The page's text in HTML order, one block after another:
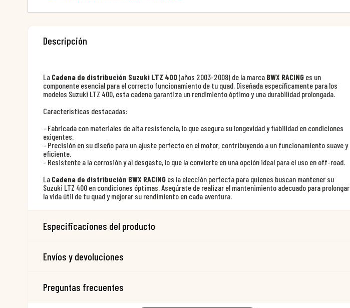
Descripción
La Cadena de distribución Suzuki LTZ 400(años 2003-2008) de la marca BWX RACING es un
componente esencial para el correcto funcionamiento de tu quad. Diseñada específicamente para los
modelos Suzuki LTZ 400, esta cadena garantiza un rendimiento óptimo y una durabilidad prolongada.
Características destacadas:
- Fabricada con materiales de alta resistencia, lo que asegura su longevidad y fiabilidad en condiciones
exigentes.
- Precisión en su diseño para un ajuste perfecto en el motor, contribuyendo a un funcionamiento suave y
eficiente.
- Resistente a la corrosión y al desgaste, lo que la convierte en una opción ideal para el uso en off-road.
La Cadena de distribución BWX RACING es la elección perfecta para quienes buscan mantener su
Suzuki LTZ 400 en condiciones óptimas. Asegúrate de realizar el mantenimiento adecuado para prolongar
la vida útil de tu quad y mejorar su rendimiento en cada aventura.
Especificaciones del producto
Envíos y devoluciones
Preguntas frecuentes